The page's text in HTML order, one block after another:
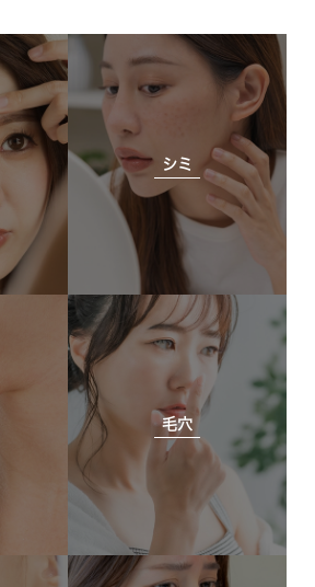
シミ
毛穴